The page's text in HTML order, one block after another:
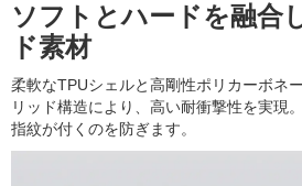
ソフトとハードを融合
ド素材
柔軟なTPUシェルと高剛性ポリカーボネ
リッド構造により、高い耐衝撃性を実現
指紋が付くのを防ぎます。